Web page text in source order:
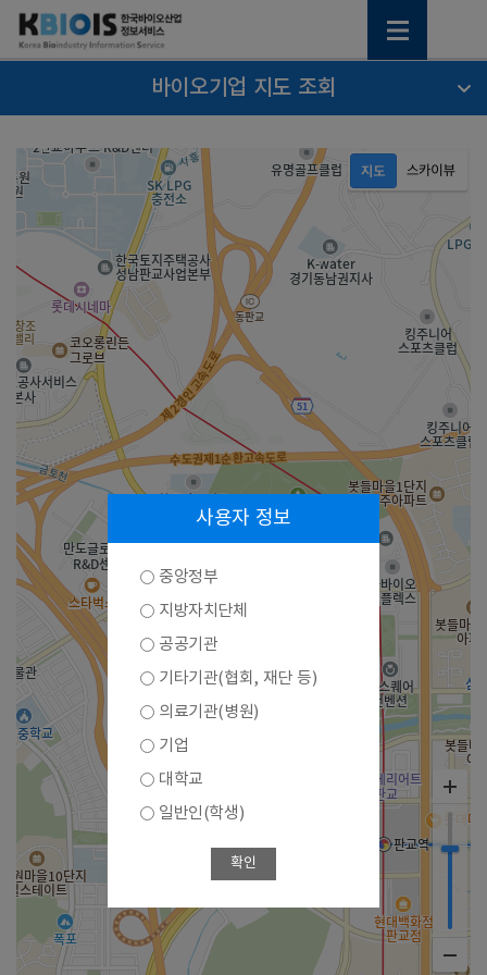
바이오기업 지도 조회
사용자 정보
중앙정부
지방자치단체
공공기관
기타기관(협회, 재단 등)
의료기관(병원)
기업
대학교
일반인(학생)
확인